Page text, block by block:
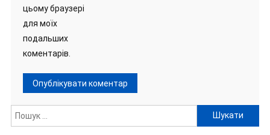
цьому браузері
для моїх
подальших
коментарів.
Пошук: